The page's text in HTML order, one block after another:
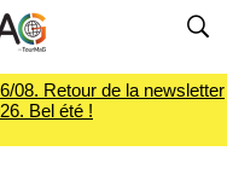
08. Retour de la newsletter
Bel été !